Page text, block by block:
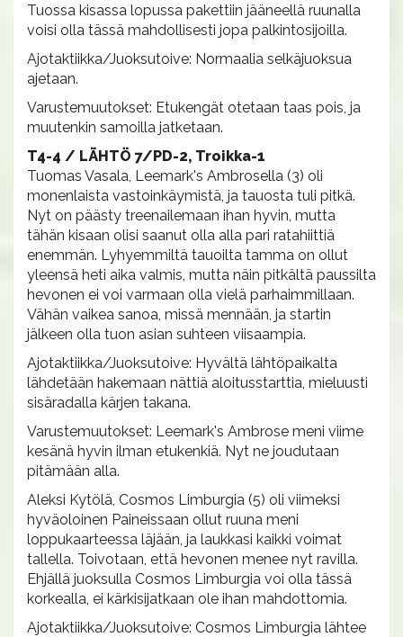
Tuossa kisassa lopussa pakettiin jääneellä ruunalla
voisi olla tässä mahdollisesti jopa palkintosijoilla.
Ajotaktiikka/Juoksutoive: Normaalia selkäjuoksua
ajetaan.
Varustemuutokset: Etukengät otetaan taas pois, ja
muutenkin samoilla jatketaan.
T4-4 / LÄHTÖ 7/PD-2, Troikka-1
Tuomas Vasala, Leemark's Ambrosella (3) oli
monenlaista vastoinkäymistä, ja tauosta tuli pitkä.
Nyt on päästy treenailemaan ihan hyvin, mutta
tähän kisaan olisi saanut olla alla pari ratahiittiä
enemmän. Lyhyemmiltä tauoilta tamma on ollut
yleensä heti aika valmis, mutta näin pitkältä paussilta
hevonen ei voi varmaan olla vielä parhaimmillaan.
Vähän vaikea sanoa, missä mennään, ja startin
jälkeen olla tuon asian suhteen viisaampia.
Ajotaktiikka/Juoksutoive: Hyvältä lähtöpaikalta
lähdetään hakemaan nättiä aloitusstarttia, mieluusti
sisäradalla kärjen takana.
Varustemuutokset: Leemark's Ambrose meni viime
kesänä hyvin ilman etukenkiä. Nyt ne joudutaan
pitämään alla.
Aleksi Kytölä, Cosmos Limburgia (5) oli viimeksi
hyväoloinen Paineissaan ollut ruuna meni
loppukaarteessa läjään, ja laukkasi kaikki voimat
tallella. Toivotaan, että hevonen menee nyt ravilla.
Ehjällä juoksulla Cosmos Limburgia voi olla tässä
korkealla, ei kärkisijatkaan ole ihan mahdottomia.
Ajotaktiikka/Juoksutoive: Cosmos Limburgia lähtee